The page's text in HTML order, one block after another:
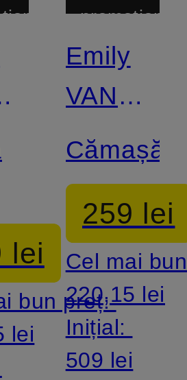
lei
bun preț:
lei
Emily
VAN
DEN
Cămașă
259 lei
Cel mai
220,15 lei
Inițial:
509 lei